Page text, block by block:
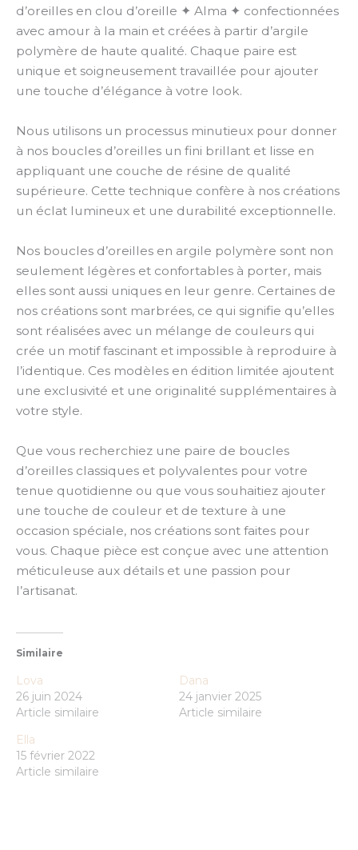
d’oreilles en clou d’oreille ✦ Alma ✦ confectionnées
avec amour à la main et créées à partir d’argile
polymère de haute qualité. Chaque paire est
unique et soigneusement travaillée pour ajouter
une touche d’élégance à votre look.
Nous utilisons un processus minutieux pour donner
à nos boucles d’oreilles un fini brillant et lisse en
appliquant une couche de résine de qualité
supérieure. Cette technique confère à nos créations
un éclat lumineux et une durabilité exceptionnelle.
Nos boucles d’oreilles en argile polymère sont non
seulement légères et confortables à porter, mais
elles sont aussi uniques en leur genre. Certaines de
nos créations sont marbrées, ce qui signifie qu’elles
sont réalisées avec un mélange de couleurs qui
crée un motif fascinant et impossible à reproduire à
l’identique. Ces modèles en édition limitée ajoutent
une exclusivité et une originalité supplémentaires à
votre style.
Que vous recherchiez une paire de boucles
d’oreilles classiques et polyvalentes pour votre
tenue quotidienne ou que vous souhaitiez ajouter
une touche de couleur et de texture à une
occasion spéciale, nos créations sont faites pour
vous. Chaque pièce est conçue avec une attention
méticuleuse aux détails et une passion pour
l’artisanat.
Similaire
Lova
26 juin 2024
Article similaire
Dana
24 janvier 2025
Article similaire
Ella
15 février 2022
Article similaire